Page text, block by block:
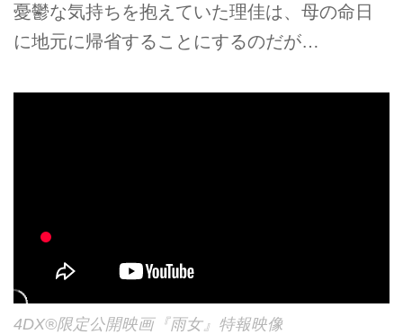
憂鬱な気持ちを抱えていた理佳は、母の命日
に地元に帰省することにするのだが…
4DX®限定公開映画『雨女』特報映像